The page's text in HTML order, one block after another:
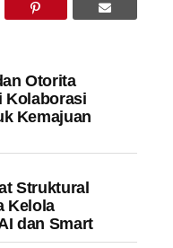
Otorita
Kolaborasi
Kemajuan
Struktural
Kelola
dan Smart